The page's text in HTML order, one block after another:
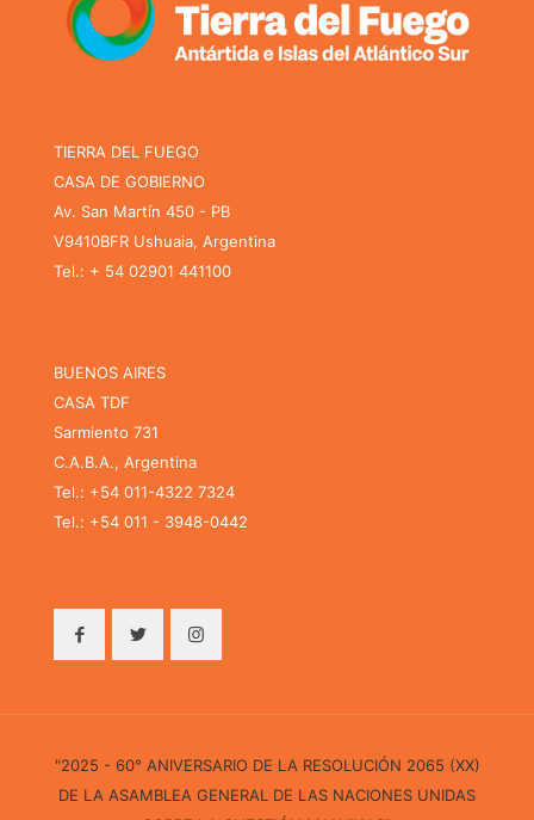
TIERRA DEL FUEGO
CASA DE GOBIERNO
Av. San Martín 450 - PB
V9410BFR Ushuaia, Argentina
Tel.: + 54 02901 441100
BUENOS AIRES
CASA TDF
Sarmiento 731
C.A.B.A., Argentina
Tel.: +54 011-4322 7324
Tel.: +54 011 - 3948-0442
"2025 - 60° ANIVERSARIO DE LA RESOLUCIÓN 2065 (XX)
DE LA ASAMBLEA GENERAL DE LAS NACIONES UNIDAS